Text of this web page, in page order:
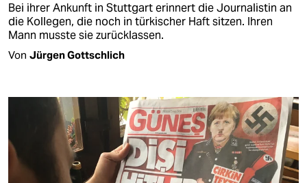
Bei ihrer Ankunft in Stuttgart erinnert die Journalistin an
die Kollegen, die noch in türkischer Haft sitzen. Ihren
Mann musste sie zurücklassen.
Von Jürgen Gottschlich